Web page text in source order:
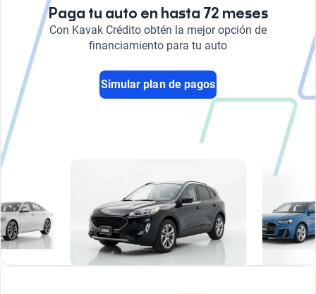
Paga tu auto en hasta 72 meses
Con Kavak Crédito obtén la mejor opción de
financiamiento para tu auto
Simular plan de pagos